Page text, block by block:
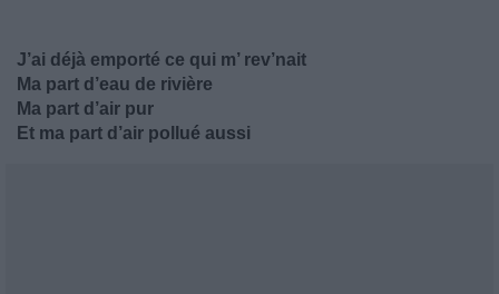
J’ai déjà emporté ce qui m’ rev’nait
Ma part d’eau de rivière
Ma part d’air pur
Et ma part d’air pollué aussi